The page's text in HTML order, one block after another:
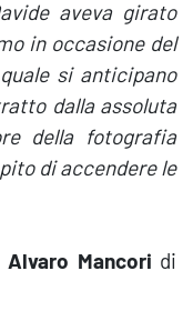
aveva girato
in occasione del
si anticipano
dalla assoluta
della fotografia
di accendere le
Mancori di